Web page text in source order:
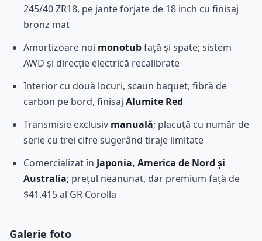
245/40 ZR18, pe jante forjate de 18 inch cu finisaj
bronz mat
Amortizoare noi monotubfață și spate; sistem
AWD și direcție electrică recalibrate
Interior cu două locuri, scaun baquet, fibră de
carbon pe bord, finisaj Alumite Red
Transmisie exclusiv manuală; placuță cu număr de
serie cu trei cifre sugerând tiraje limitate
Comercializat în Japonia, America de Nord și
Australia; prețul neanunat, dar premium față de
$41.415 al GR Corolla
Galerie foto